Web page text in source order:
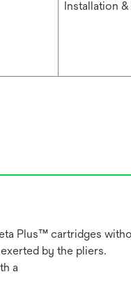
Installation
Plus™ cartridges
by the pliers.
a